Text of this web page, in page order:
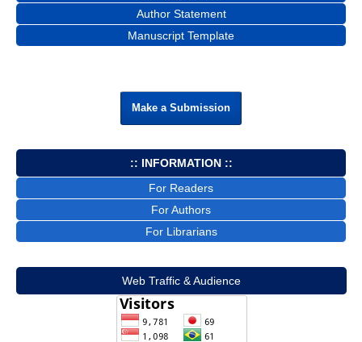
Author Statement
Manuscript Template
Make a Submission
:: INFORMATION ::
For Readers
For Authors
For Librarians
Web Traffic & Audience